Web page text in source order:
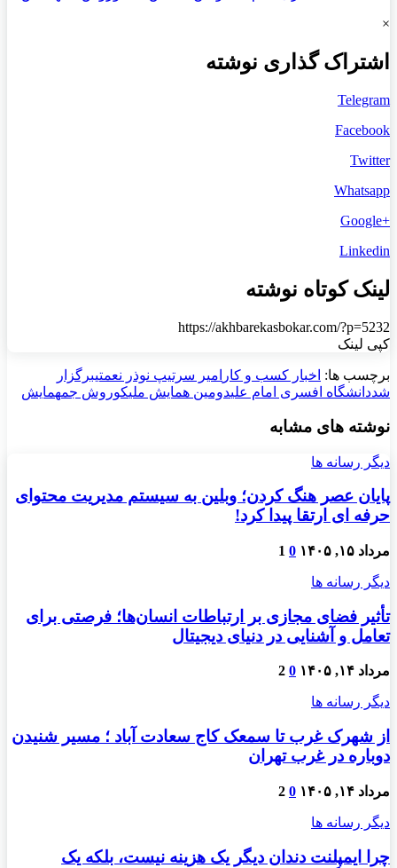
×
اشتراک گذاری نوشته
Telegram
Facebook
Twitter
Whatsapp
+Google
Linkedin
لینک کوتاه نوشته
https://akhbarekasbokar.com/?p=5232
کپی لینک
برچسب ها: اخبار کسب و کار امیر سرتیپ نوذر نعمتیبرگزار
شددانشگاه افسری امام علیدومین همایش ملیکوروش جمهمایش
نوشته های مشابه
دیگر رسانه ها
پایان عصر هنگ کردن؛ وبلین به سیستم مدیریت محتوای
حرفه ای ارتقا پیدا کرد!
مرداد ۱۵, ۱۴۰۵ 0
1
دیگر رسانه ها
تأثیر فضای مجازی بر ارتباطات انسان‌ها؛ فرصتی برای
تعامل و آشنایی در دنیای دیجیتال
مرداد ۱۴, ۱۴۰۵ 0
2
دیگر رسانه ها
از شهرک غرب تا سمعک کاج سعادت آباد ؛ مسیر شنیدن
دوباره در غرب تهران
مرداد ۱۴, ۱۴۰۵ 0
2
دیگر رسانه ها
چرا ایمپلنت دندان دیگر یک هزینه نیست، بلکه یک